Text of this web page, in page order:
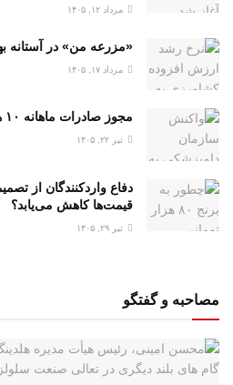
مرداد ۱۲, ۱۴۰۵
«مزرعه من» در آستانه
مرداد ۱۷, ۱۴۰۵
مجوز صادرات ماهانه ۱۰ هزار تن گوشت مرغ صادر شد
تیر ۲۲, ۱۴۰۵
دفاع واردکنندگان از
قیمت‌ها کاهش می‌یابد؟
تیر ۲۹, ۱۴۰۵
مصاحبه و گفتگو